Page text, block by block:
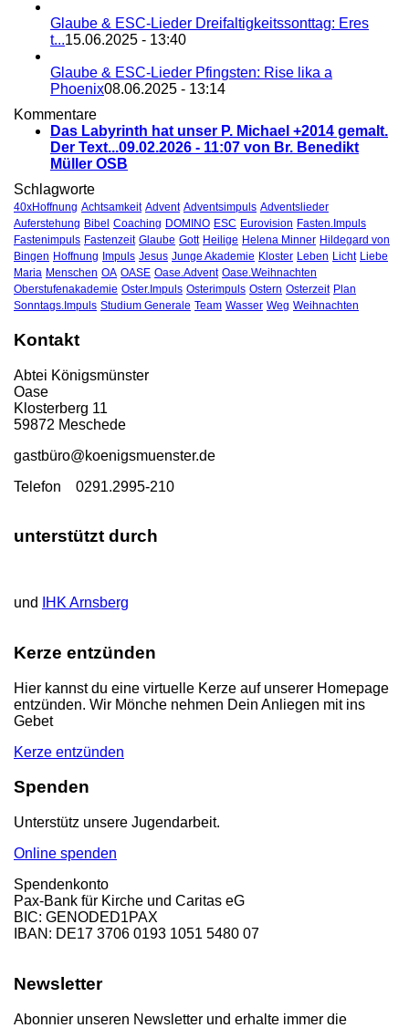
Glaube & ESC-Lieder Dreifaltigkeitssonttag: Eres
t...15.06.2025 - 13:40
Glaube & ESC-Lieder Pfingsten: Rise lika a
Phoenix08.06.2025 - 13:14
Kommentare
Das Labyrinth hat unser P. Michael +2014 gemalt.
Der Text...09.02.2026 - 11:07 von Br. Benedikt
Müller OSB
Schlagworte
40xHoffnung Achtsamkeit Advent Adventsimpuls Adventslieder
Auferstehung Bibel Coaching DOMINO ESC Eurovision Fasten.Impuls
Fastenimpuls Fastenzeit Glaube Gott Heilige Helena Minner Hildegard von
Bingen Hoffnung Impuls Jesus Junge Akademie Kloster Leben Licht Liebe
Maria Menschen OA OASE Oase.Advent Oase.Weihnachten
Oberstufenakademie Oster.Impuls Osterimpuls Ostern Osterzeit Plan
Sonntags.Impuls Studium Generale Team Wasser Weg Weihnachten
Kontakt
Abtei Königsmünster
Oase
Klosterberg 11
59872 Meschede
gastbüro@koenigsmuenster.de
Telefon 0291.2995-210
unterstützt durch
und IHK Arnsberg
Kerze entzünden
Hier kannst du eine virtuelle Kerze auf unserer Homepage
entzünden. Wir Mönche nehmen Dein Anliegen mit ins
Gebet
Kerze entzünden
Spenden
Unterstütz unsere Jugendarbeit.
Online spenden
Spendenkonto
Pax-Bank für Kirche und Caritas eG
BIC: GENODED1PAX
IBAN: DE17 3706 0193 1051 5480 07
Newsletter
Abonnier unseren Newsletter und erhalte immer die